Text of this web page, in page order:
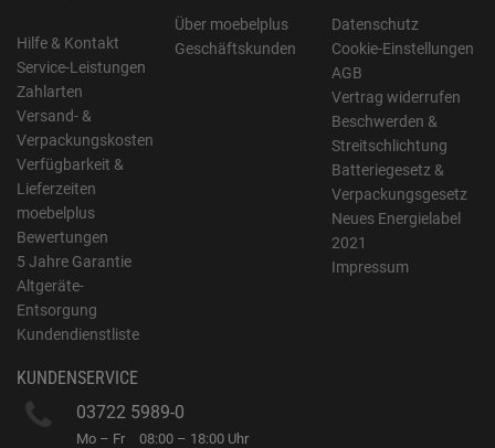
Hilfe & Kontakt
Service-Leistungen
Zahlarten
Versand- &
Verpackungskosten
Verfügbarkeit &
Lieferzeiten
moebelplus
Bewertungen
5 Jahre Garantie
Altgeräte-
Entsorgung
Kundendienstliste
Über moebelplus
Geschäftskunden
Datenschutz
Cookie-Einstellungen
AGB
Vertrag widerrufen
Beschwerden &
Streitschlichtung
Batteriegesetz &
Verpackungsgesetz
Neues Energielabel
2021
Impressum
KUNDENSERVICE
03722 5989-0
Mo – Fr 08:00 – 18:00 Uhr